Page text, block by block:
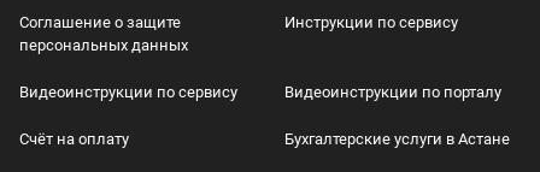
Соглашение о защите
персональных данных
Инструкции по сервису
Видеоинструкции по сервису Видеоинструкции по порталу
Счёт на оплату Бухгалтерские услуги в Астане